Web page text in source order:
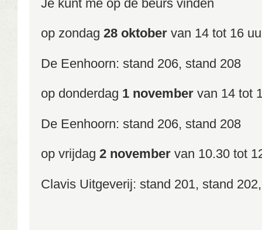
Je kunt me op de beurs vinden
op zondag 28 oktober van 14 tot 16
De Eenhoorn: stand 206, stand 208
op donderdag 1 november van 14 tot
De Eenhoorn: stand 206, stand 208
op vrijdag 2 november van 10.30 tot
Clavis Uitgeverij: stand 201, stand